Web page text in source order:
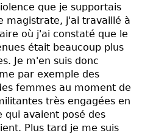
que je supportais
magistrate, j'ai travaillé à
où j'ai constaté que le
était beaucoup plus
Je m'en suis donc
par exemple des
femmes au moment de
très engagées en
qui avaient posé des
Plus tard je me suis